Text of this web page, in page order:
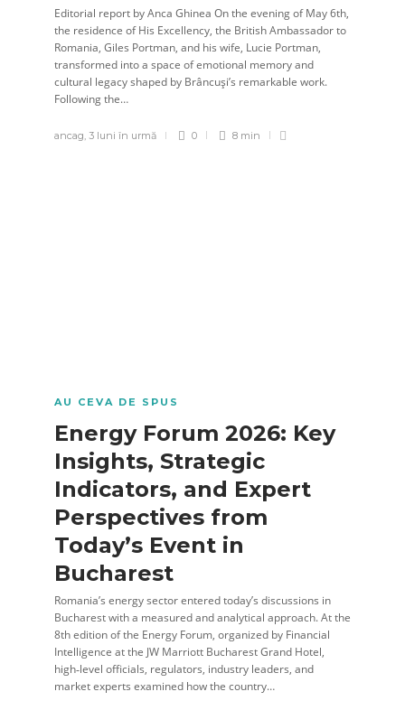
Editorial report by Anca Ghinea On the evening of May 6th,
the residence of His Excellency, the British Ambassador to
Romania, Giles Portman, and his wife, Lucie Portman,
transformed into a space of emotional memory and
cultural legacy shaped by Brâncuși’s remarkable work.
Following the…
ancag 3 luni în urmă 0 8 min
AU CEVA DE SPUS
Energy Forum 2026: Key
Insights, Strategic
Indicators, and Expert
Perspectives from
Today’s Event in
Bucharest
Romania’s energy sector entered today’s discussions in
Bucharest with a measured and analytical approach. At the
8th edition of the Energy Forum, organized by Financial
Intelligence at the JW Marriott Bucharest Grand Hotel,
high‑level officials, regulators, industry leaders, and
market experts examined how the country…